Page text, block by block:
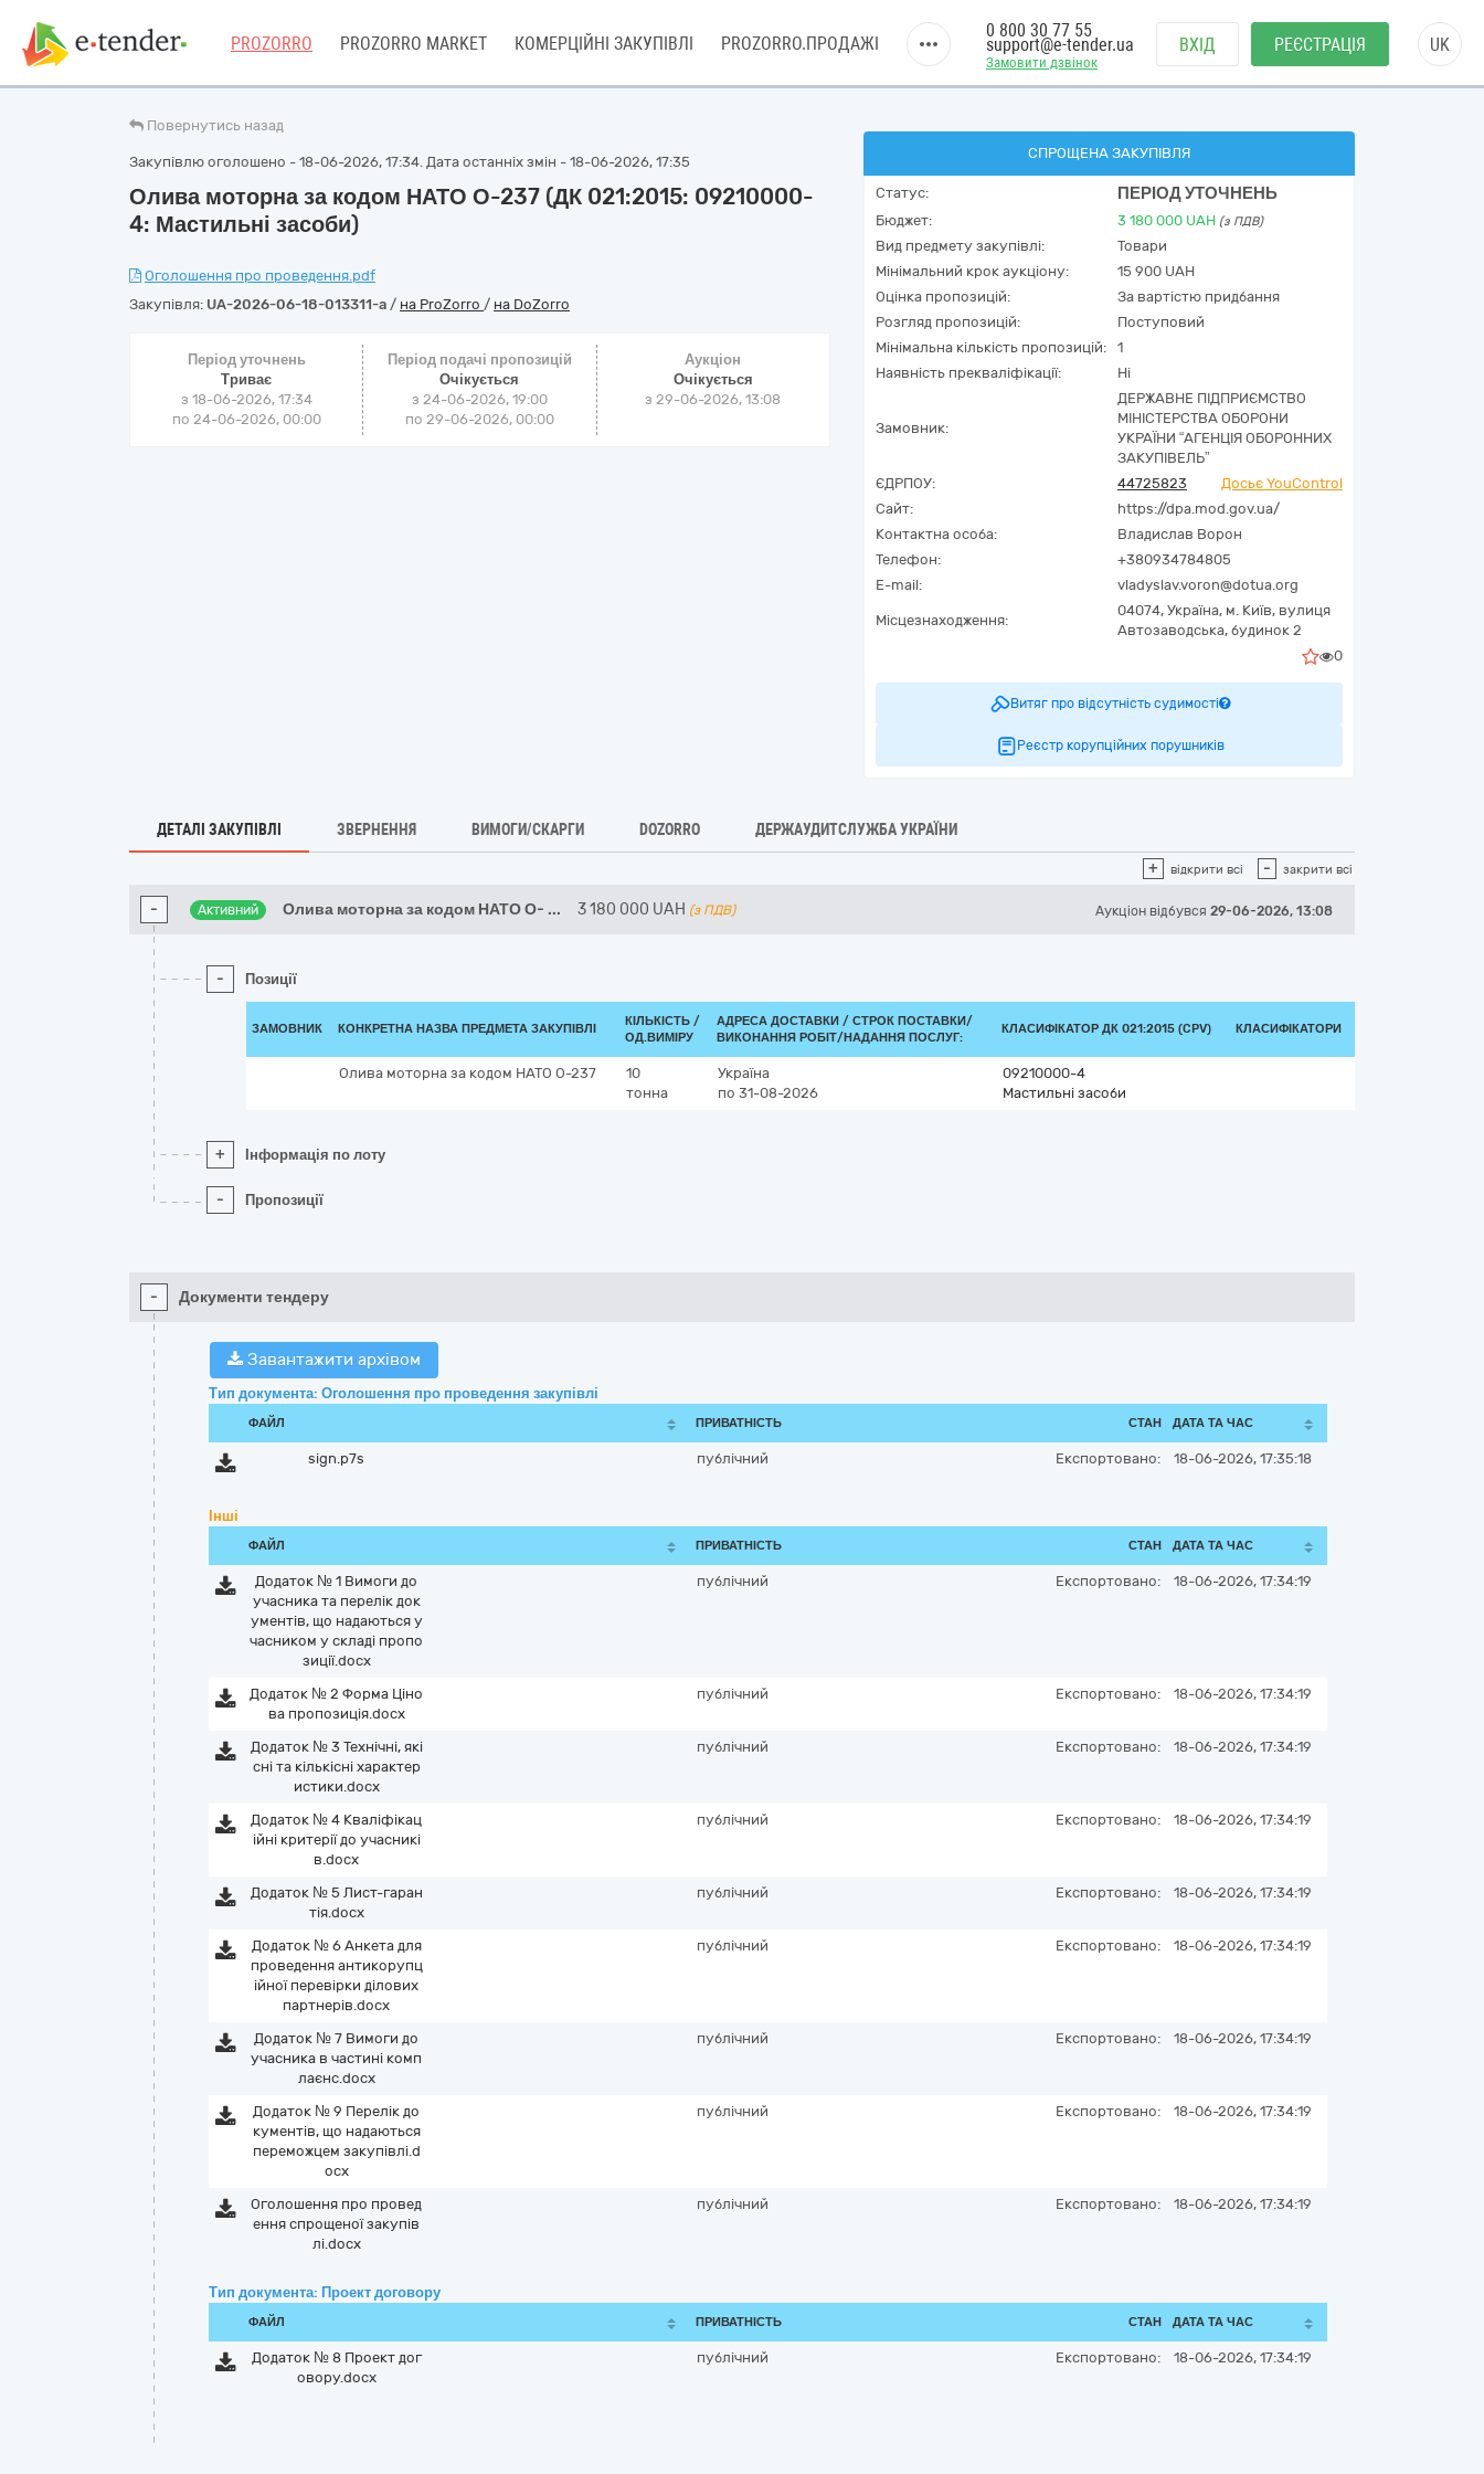
PROZORRO PROZORRO MARKET КОМЕРЦІЙНІ ЗАКУПІВЛІ PROZORRO.ПРОДАЖІ
Замовити дзвінок
0 800 30 77 55
support@e-tender.ua ВХІД РЕЄСТРАЦІЯ UK
Повернутись назад
Закупівлю оголошено - 18-06-2026, 17:34. Дата останніх змін - 18-06-2026, 17:35
Олива моторна за кодом НАТО О-237 (ДК 021:2015: 09210000-
4: Мастильні засоби)
Оголошення про проведення.pdf
Закупівля: UA-2026-06-18-013311-a / на ProZorro / на DoZorro
Період уточнень
Триває
з 18-06-2026, 17:34
по 24-06-2026, 00:00
Період подачі пропозицій
Очікується
з 24-06-2026, 19:00
по 29-06-2026, 00:00
Аукціон
Очікується
з29-06-2026, 13:08
СПРОЩЕНА ЗАКУПІВЛЯ
Статус: ПЕРІОД УТОЧНЕНЬ
Бюджет: 3 180 000 UAH (з ПДВ)
Вид предмету закупівлі:
Товари
Мінімальний крок аукціону:
15 900 UAH
Оцінка пропозицій:
За вартістю придбання
Розгляд пропозицій:
Поступовий
Мінімальна кількість пропозицій:
1
Наявність прекваліфікації:
Ні
Замовник:
ДЕРЖАВНЕ ПІДПРИЄМСТВО
МІНІСТЕРСТВА ОБОРОНИ
УКРАЇНИ “АГЕНЦІЯ ОБОРОННИХ
ЗАКУПІВЕЛЬ”
ЄДРПОУ:
44725823
Досьє YouControl
Сайт:
https://dpa.mod.gov.ua/
Контактна особа:
Владислав Ворон
Телефон:
+380934784805
E-mail:
vladyslav.voron@dotua.org
Місцезнаходження:
04074, Україна, м. Київ, вулиця
Автозаводська, будинок 2
0
Витяг про відсутність судимості
Реєстр корупційних порушників
ДЕТАЛІ ЗАКУПІВЛІ ЗВЕРНЕННЯ ВИМОГИ/СКАРГИ DOZORRO ДЕРЖАУДИТСЛУЖБА УКРАЇНИ
+ відкрити всі - закрити всі
- Активний Олива моторна за кодом НАТО О- ... 3 180 000 UAH (з ПДВ) Аукціон відбувся 29-06-2026, 13:08
- Позиції
ЗАМОВНИК КОНКРЕТНА НАЗВА ПРЕДМЕТА ЗАКУПІВЛІ
КІЛЬКІСТЬ /
ОД.ВИМІРУ
АДРЕСА ДОСТАВКИ / СТРОК ПОСТАВКИ/
ВИКОНАННЯ РОБІТ/НАДАННЯ ПОСЛУГ:
КЛАСИФІКАТОР ДК 021:2015 (CPV) КЛАСИФІКАТОРИ
Олива моторна за кодом НАТО О-237
10
тонна
Україна
по 31-08-2026
09210000-4
Мастильні засоби
+ Інформація по лоту
- Пропозиції
- Документи тендеру
Завантажити архівом
Тип документа: Оголошення про проведення закупівлі
ФАЙЛ ПРИВАТНІСТЬ СТАН ДАТА ТА ЧАС
sign.p7s публічний Експортовано: 18-06-2026, 17:35:18
Інші
ФАЙЛ ПРИВАТНІСТЬ СТАН ДАТА ТА ЧАС
Додаток № 1 Вимоги до
учасника та перелік док
ументів, що надаються у
часником у складі пропо
зиції.docx
публічний Експортовано: 18-06-2026, 17:34:19
Додаток № 2 Форма Ціно
ва пропозиція.docx
публічний Експортовано: 18-06-2026, 17:34:19
Додаток № 3 Технічні, які
сні та кількісні характер
истики.docx
публічний Експортовано: 18-06-2026, 17:34:19
Додаток № 4 Кваліфікац
ійні критерії до учасникі
в.docx
публічний Експортовано: 18-06-2026, 17:34:19
Додаток № 5 Лист-гаран
тія.docx
публічний Експортовано: 18-06-2026, 17:34:19
Додаток № 6 Анкета для
проведення антикорупц
ійної перевірки ділових
партнерів.docx
публічний Експортовано: 18-06-2026, 17:34:19
Додаток № 7 Вимоги до
учасника в частині комп
лаєнс.docx
публічний Експортовано: 18-06-2026, 17:34:19
Додаток № 9 Перелік до
кументів, що надаються
переможцем закупівлі.d
ocx
публічний Експортовано: 18-06-2026, 17:34:19
Оголошення про провед
ення спрощеної закупів
лі.docx
публічний Експортовано: 18-06-2026, 17:34:19
Тип документа: Проект договору
ФАЙЛ ПРИВАТНІСТЬ СТАН ДАТА ТА ЧАС
Додаток № 8 Проект дог
овору.docx
публічний Експортовано: 18-06-2026, 17:34:19